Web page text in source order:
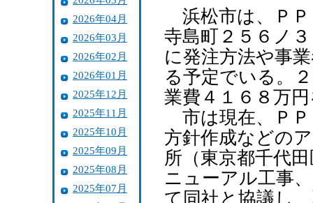
2026年04月
2026年03月
2026年02月
2026年01月
2025年12月
2025年11月
2025年10月
2025年09月
2025年08月
2025年07月
浜松市は、ＰＰ
寺島町２５６ノ
に発注方法や事
る予定でいる。
業費４１６８万
市は現在、ＰＰ
方針作成などの
所（東京都千代
ニューアル工事
て同社と協議し